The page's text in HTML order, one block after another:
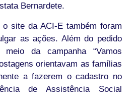
Bernardete.
site da ACI-E também foram
as ações. Além do pedido
da campanha “Vamos
orientavam as famílias
a fazerem o cadastro no
de Assistência Social